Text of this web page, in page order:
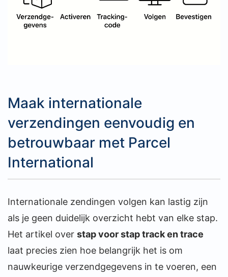
Maak internationale
verzendingen eenvoudig en
betrouwbaar met Parcel
International
Internationale zendingen volgen kan lastig zijn
als je geen duidelijk overzicht hebt van elke stap.
Het artikel over stap voor stap track en trace
laat precies zien hoe belangrijk het is om
nauwkeurige verzendgegevens in te voeren, een